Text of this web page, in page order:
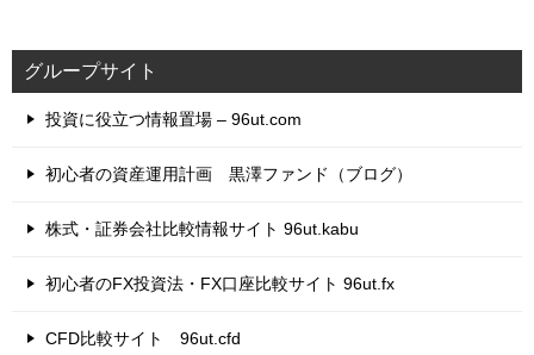
グループサイト
投資に役立つ情報置場 – 96ut.com
初心者の資産運用計画 黒澤ファンド（ブログ）
株式・証券会社比較情報サイト 96ut.kabu
初心者のFX投資法・FX口座比較サイト 96ut.fx
CFD比較サイト 96ut.cfd